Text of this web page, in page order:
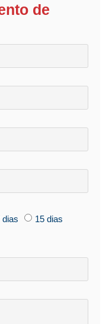
de
dias
15 dias